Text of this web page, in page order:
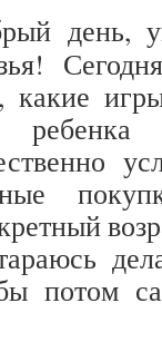
день,
какие
ребенка
потом